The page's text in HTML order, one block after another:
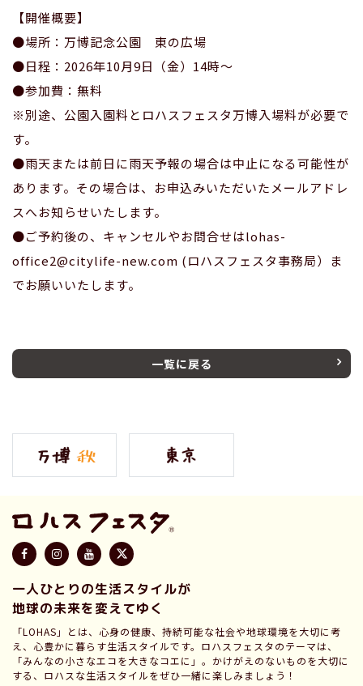
【開催概要】
●場所：万博記念公園 東の広場
●日程：2026年10月9日（金）14時～
●参加費：無料
※別途、公園入園料とロハスフェスタ万博入場料が必要で
す。
●雨天または前日に雨天予報の場合は中止になる可能性が
あります。その場合は、お申込みいただいたメールアドレ
スへお知らせいたします。
●ご予約後の、キャンセルやお問合せはlohas-
office2@citylife-new.com (ロハスフェスタ事務局）ま
でお願いいたします。
一覧に戻る
一人ひとりの生活スタイルが
地球の未来を変えてゆく
「LOHAS」とは、心身の健康、持続可能な社会や地球環境を大切に考
え、心豊かに暮らす生活スタイルです。ロハスフェスタのテーマは、
「みんなの小さなエコを大きなコエに」。かけがえのないものを大切に
する、ロハスな生活スタイルをぜひ一緒に楽しみましょう！